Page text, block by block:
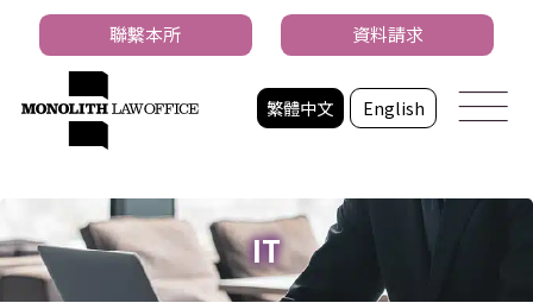
繁體中文 English
聯繫本所 資料請求
IT